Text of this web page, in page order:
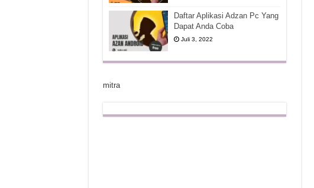
Daftar Aplikasi Adzan Pc Yang
Dapat Anda Coba
Juli 3, 2022
mitra